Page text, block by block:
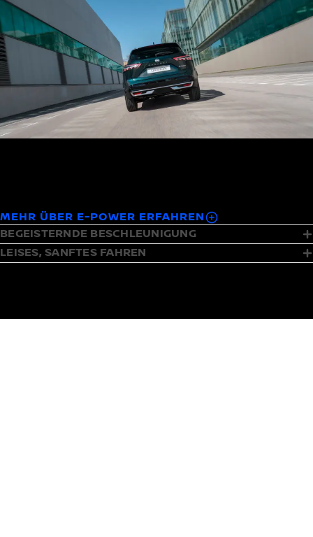
MEHR ÜBER E-POWER ERFAHREN
BEGEISTERNDE BESCHLEUNIGUNG
LEISES, SANFTES FAHREN